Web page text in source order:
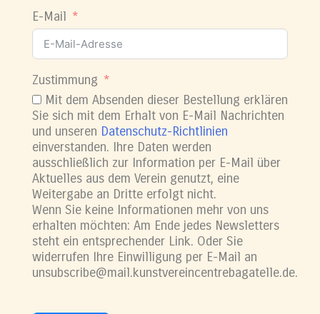
E-Mail
Zustimmung
Mit dem Absenden dieser Bestellung erklären
Sie sich mit dem Erhalt von E-Mail Nachrichten
und unseren Datenschutz-Richtlinien
einverstanden. Ihre Daten werden
ausschließlich zur Information per E-Mail über
Aktuelles aus dem Verein genutzt, eine
Weitergabe an Dritte erfolgt nicht.
Wenn Sie keine Informationen mehr von uns
erhalten möchten: Am Ende jedes Newsletters
steht ein entsprechender Link. Oder Sie
widerrufen Ihre Einwilligung per E-Mail an
unsubscribe@mail.kunstvereincentrebagatelle.de.